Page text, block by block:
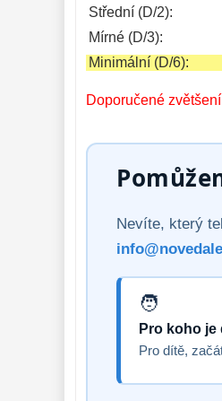
Střední (D/2):
Mírné (D/3):
Minimální (D/6):
Doporučené
Nevíte, který
Pro koho je
Pro dítě,